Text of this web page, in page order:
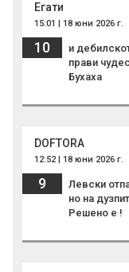
Егати
15:01 | 18 юни 2026 г.
10
и
прави
Бухаха
DOFTORA
12:52 | 18 юни 2026 г.
9
Левски
но на
Решено е !